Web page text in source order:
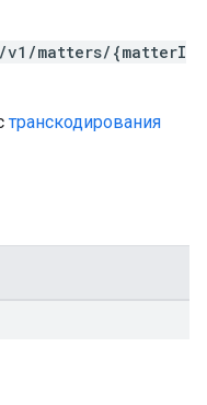
matters/{matterI
транскодирования